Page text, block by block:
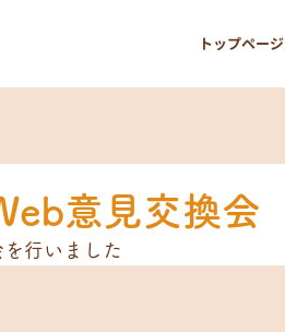
トップページ
意見交換会
行いました